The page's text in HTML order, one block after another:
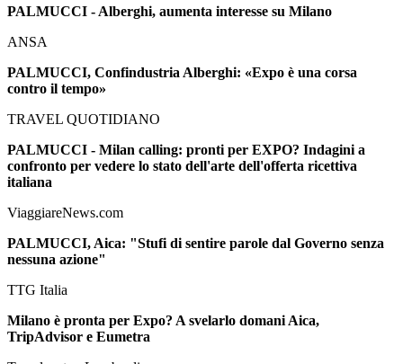
PALMUCCI - Alberghi, aumenta interesse su Milano
ANSA
PALMUCCI, Confindustria Alberghi: «Expo è una corsa
contro il tempo»
TRAVEL QUOTIDIANO
PALMUCCI - Milan calling: pronti per EXPO? Indagini a
confronto per vedere lo stato dell'arte dell'offerta ricettiva
italiana
ViaggiareNews.com
PALMUCCI, Aica: "Stufi di sentire parole dal Governo senza
nessuna azione"
TTG Italia
Milano è pronta per Expo? A svelarlo domani Aica,
TripAdvisor e Eumetra